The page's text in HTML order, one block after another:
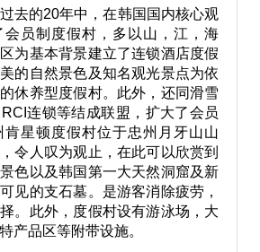
去的20年中，在韩国国内核心观
会员制度假村，多以山，江，海
为基本背景建立了连锁酒店度假
的自然景色及知名观光景点为依
休养型度假村。此外，还同滑雪
连锁等结成联盟，扩大了会员
星顿度假村位于忠州月牙山山
令人叹为观止，在此可以欣赏到
色以及韩国第一大天然洞窟及新
见的支石墓。是游客消除疲劳，
。此外，度假村设有游泳场，大
产品区等附带设施。